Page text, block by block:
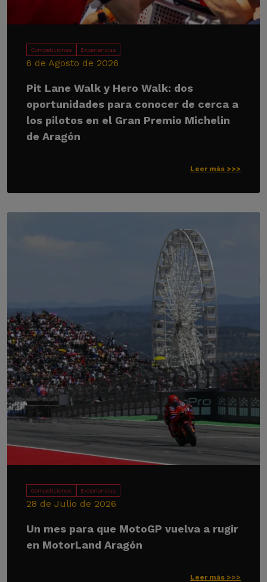
Competiciones Experiencias
6 de Agosto de 2026
Pit Lane Walk y Hero Walk: dos
oportunidades para conocer de cerca a
los pilotos en el Gran Premio Michelin
de Aragón
Leer más >>>
Competiciones Experiencias
28 de Julio de 2026
Un mes para que MotoGP vuelva a rugir
en MotorLand Aragón
Leer más >>>